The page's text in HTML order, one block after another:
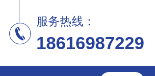
服务热线：
18616987229